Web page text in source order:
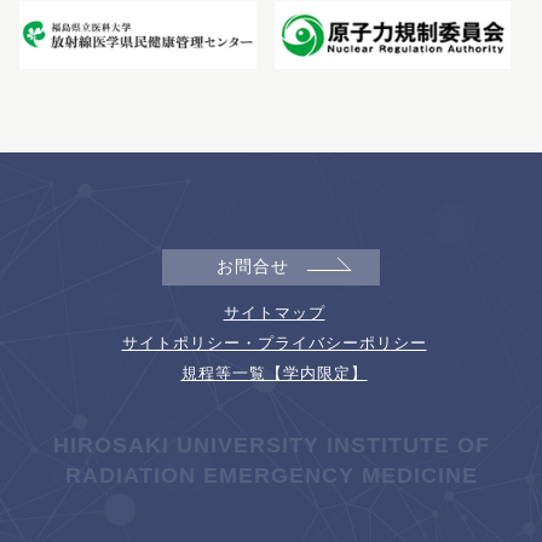
お問合せ
サイトマップ
サイトポリシー・プライバシーポリシー
規程等一覧【学内限定】
HIROSAKI UNIVERSITY INSTITUTE OF
RADIATION EMERGENCY MEDICINE